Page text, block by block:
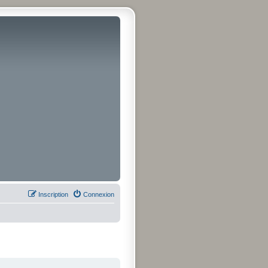
Connexion
Inscription